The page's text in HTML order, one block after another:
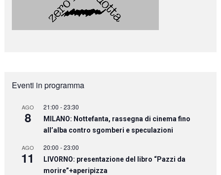
Eventi in programma
AGO
8
21:00 -23:30
MILANO: Nottefanta, rassegna di cinema fino
all’alba contro sgomberi e speculazioni
AGO
11
20:00 -23:00
LIVORNO: presentazione del libro “Pazzi da
morire”+aperipizza